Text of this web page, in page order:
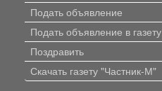
Подать объявление
Подать объявление в газету
Поздравить
Скачать газету "Частник-М"